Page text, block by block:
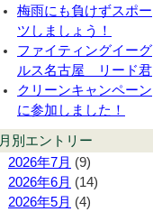
梅雨にも負けずスポー
ツしましょう！
ファイティングイーグ
ルス名古屋 リード君
クリーンキャンペーン
に参加しました！
月別エントリー
2026年7月 (9)
2026年6月 (14)
2026年5月 (4)